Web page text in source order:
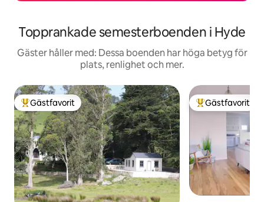
Topprankade semesterboenden i Hyde
Gäster håller med: Dessa boenden har höga betyg för
plats, renlighet och mer.
Populär gästfavorit
Gästfavorit Populär
Gästfavorit